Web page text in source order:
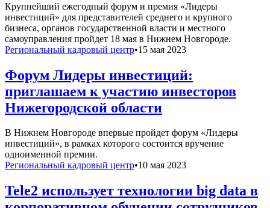
Крупнейший ежегодный форум и премия «Лидеры
инвестиций» для представителей среднего и крупного
бизнеса, органов государственной власти и местного
самоуправления пройдет 18 мая в Нижнем Новгороде.
Региональный кадровый центр•15 мая 2023
Форум Лидеры инвестиций:
приглашаем к участию инвесторов
Нижегородской области
В Нижнем Новгороде впервые пройдет форум «Лидеры
инвестиций», в рамках которого состоится вручение
одноименной премии.
Региональный кадровый центр•10 мая 2023
Tele2 использует технологии big data в